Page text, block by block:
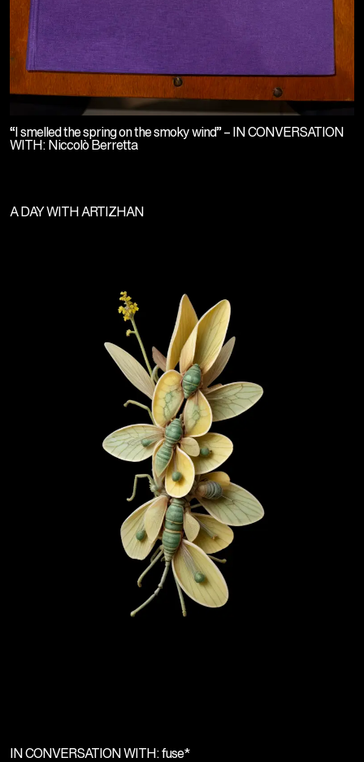
“I smelled the spring on the smoky wind” – IN CONVERSATION
WITH: Niccolò Berretta
A DAY WITH ARTIZHAN
IN CONVERSATION WITH: fuse*